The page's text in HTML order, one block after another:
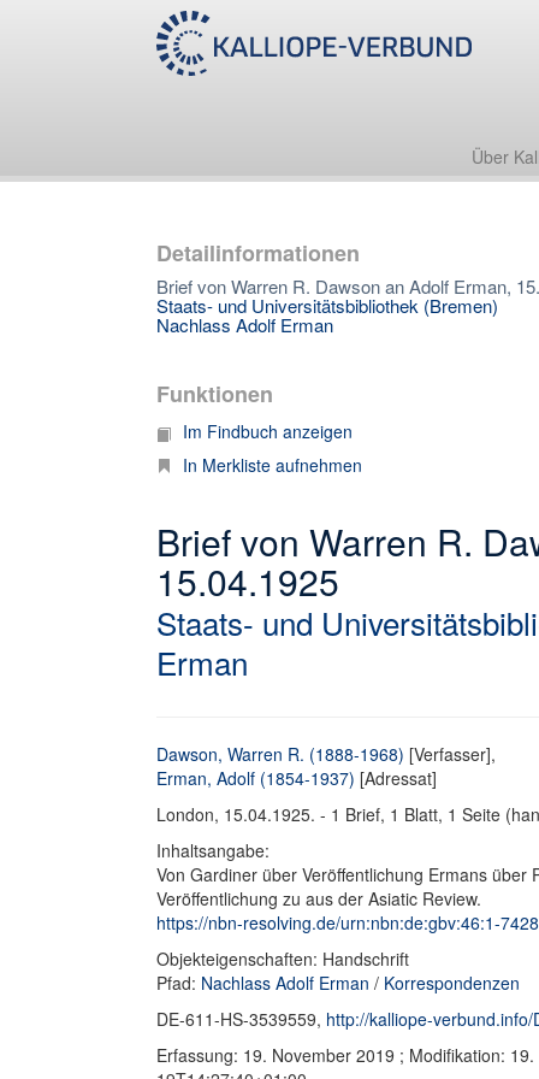
Über
Detailinformationen
Brief von Warren R. Dawson an Adolf Erman,
Staats- und Universitätsbibliothek (Bremen)
Nachlass Adolf Erman
Funktionen
Im Findbuch anzeigen
In Merkliste aufnehmen
Brief von Warren R.
15.04.1925
Staats- und
Erman
Dawson, Warren R. (1888-1968) [Verfasser],
Erman, Adolf (1854-1937) [Adressat]
London, 15.04.1925. - 1 Brief, 1 Blatt, 1 Seite
Inhaltsangabe:
Von Gardiner über Veröffentlichung Ermans
Veröffentlichung zu aus der Asiatic Review.
https://nbn-resolving.de/urn:nbn:de:gbv:46:1-
Objekteigenschaften: Handschrift
Pfad: Nachlass Adolf Erman / Korrespondenzen
DE-611-HS-3539559, http://kalliope-
Erfassung: 19. November 2019 ; Modifikation: